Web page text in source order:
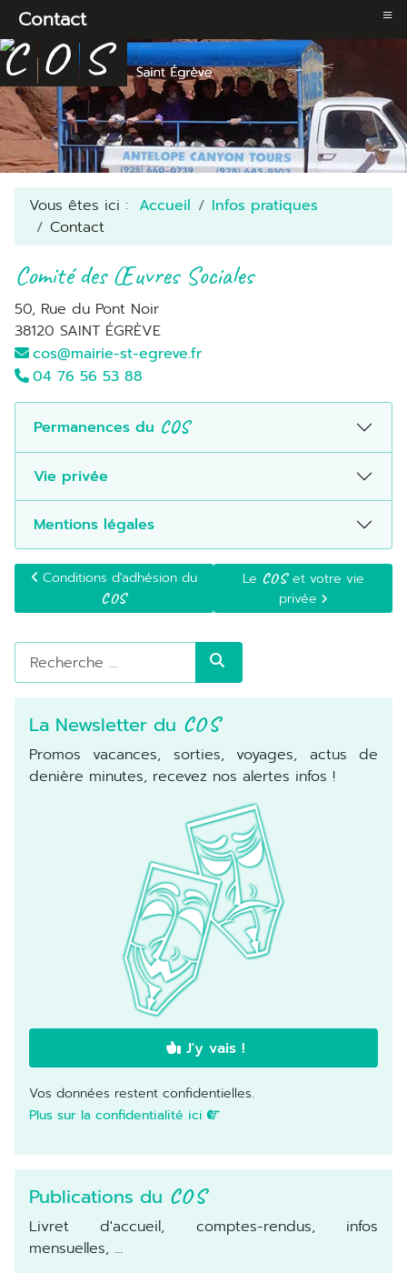
Vous êtes ici : Accueil
Infos pratiques
Contact
Comité des Œuvres Sociales
50, Rue du Pont Noir
38120 SAINT ÉGRÈVE
cos@mairie-st-egreve.fr
04 76 56 53 88
Permanences du COS
Vie privée
Mentions légales
Article précédent : Conditions d'adhésion du COS
Conditions d'adhésion du
COS
Article suivant : Le COS
Le COSet votre vie
privée
Rechercher
La Newsletter du COS
Promos vacances, sorties, voyages, actus de
denière minutes, recevez nos alertes infos !
J'y vais !
Vos données restent confidentielles.
Plus sur la confidentialité ici
Publications du COS
Livret d'accueil, comptes-rendus, infos
mensuelles, …
Contact ≡